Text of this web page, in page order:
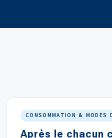
CONSOMMATION & MODES
Après le chacun